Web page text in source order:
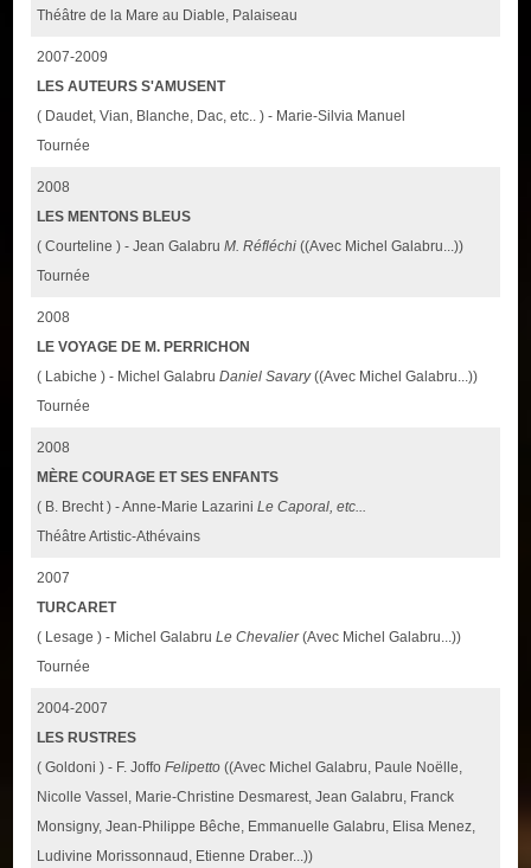
Théâtre de la Mare au Diable, Palaiseau
2007-2009
LES AUTEURS S'AMUSENT
( Daudet, Vian, Blanche, Dac, etc.. ) - Marie-Silvia Manuel
Tournée
2008
LES MENTONS BLEUS
( Courteline ) - Jean GalabruM. Réfléchi ((Avec Michel Galabru...))
Tournée
2008
LE VOYAGE DE M. PERRICHON
( Labiche ) - Michel GalabruDaniel Savary((Avec Michel Galabru...))
Tournée
2008
MÈRE COURAGE ET SES ENFANTS
( B. Brecht ) - Anne-Marie LazariniLe Caporal, etc...
Théâtre Artistic-Athévains
2007
TURCARET
( Lesage ) - Michel GalabruLe Chevalier(Avec Michel Galabru...))
Tournée
2004-2007
LES RUSTRES
( Goldoni ) - F. JoffoFelipetto ((Avec Michel Galabru, Paule Noëlle,
Nicolle Vassel, Marie-Christine Desmarest, Jean Galabru, Franck
Monsigny, Jean-Philippe Bêche, Emmanuelle Galabru, Elisa Menez,
Ludivine Morissonnaud, Etienne Draber...))